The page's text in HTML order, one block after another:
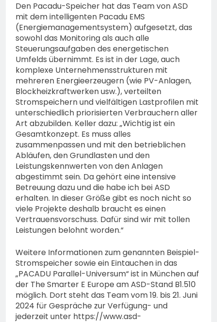
Den Pacadu-Speicher hat das Team von ASD
mit dem intelligenten Pacadu EMS
(Energiemanagementsystem) aufgesetzt, das
sowohl das Monitoring als auch alle
Steuerungsaufgaben des energetischen
Umfelds übernimmt. Es ist in der Lage, auch
komplexe Unternehmensstrukturen mit
mehreren Energieerzeugern (wie PV-Anlagen,
Blockheizkraftwerken usw.), verteilten
Stromspeichern und vielfältigen Lastprofilen mit
unterschiedlich priorisierten Verbrauchern aller
Art abzubilden. Keller dazu: „Wichtig ist ein
Gesamtkonzept. Es muss alles
zusammenpassen und mit den betrieblichen
Abläufen, den Grundlasten und den
Leistungskennwerten von den Anlagen
abgestimmt sein. Da gehört eine intensive
Betreuung dazu und die habe ich bei ASD
erhalten. In dieser Größe gibt es noch nicht so
viele Projekte deshalb braucht es einen
Vertrauensvorschuss. Dafür sind wir mit tollen
Leistungen belohnt worden.“
Weitere Informationen zum genannten Beispiel-
Stromspeicher sowie ein Eintauchen in das
„PACADU Parallel-Universum“ ist in München auf
der The Smarter E Europe am ASD-Stand B1.510
möglich. Dort steht das Team vom 19. bis 21. Juni
2024 für Gespräche zur Verfügung- und
jederzeit unter https://www.asd-